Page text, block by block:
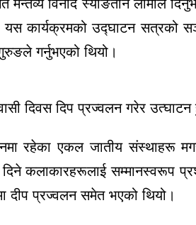
मन्तव्य विनोद स्याङतान लामाले
यस कार्यक्रमको उद्घाटन सत्रको
गर्नुभएको थियो।
दिवस दिप प्रज्वलन गरेर उत्घाटन
रहेका एकल जातीय संस्थाहरू
दिने कलाकारहरूलाई सम्मानस्वरूप
दीप प्रज्वलन समेत भएको थियो।